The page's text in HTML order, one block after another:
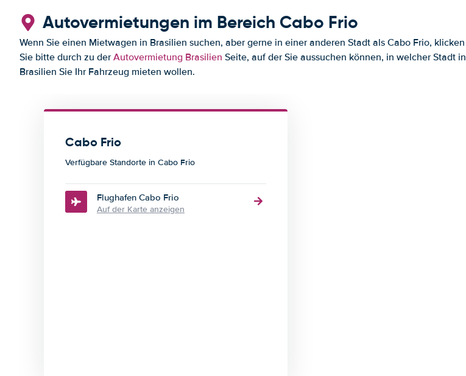
Autovermietungen im Bereich Cabo Frio
Wenn Sie einen Mietwagen in Brasilien suchen, aber gerne in einer anderen Stadt als Cabo Frio, klicken
Sie bitte durch zu derAutovermietung Brasilien Seite, auf der Sie aussuchen können, in welcher Stadt in
Brasilien Sie Ihr Fahrzeug mieten wollen.
Cabo Frio
Verfügbare Standorte in Cabo Frio
Flughafen Cabo Frio
Auf der Karte anzeigen